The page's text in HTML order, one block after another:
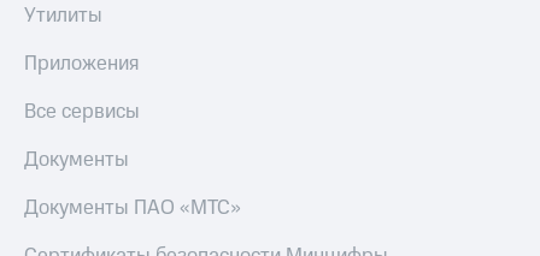
Утилиты
Приложения
Все сервисы
Документы
Документы ПАО «МТС»